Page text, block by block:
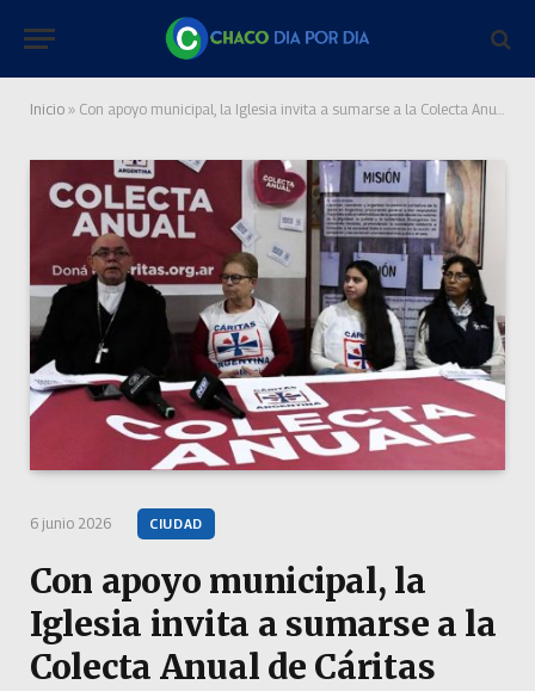
Inicio » Con apoyo municipal, la Iglesia invita a sumarse a la Colecta Anual de Cáritas
6 junio 2026 CIUDAD
Con apoyo municipal, la
Iglesia invita a sumarse a la
Colecta Anual de Cáritas